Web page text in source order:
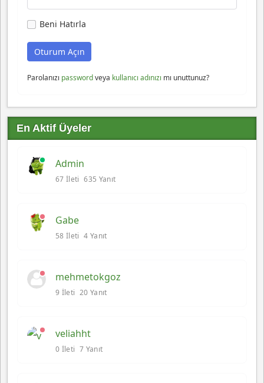
Beni Hatırla
Parolanızı passwordveya kullanıcı adınızı mı unuttunuz?
En Aktif Üyeler
Admin
67 İleti 635 Yanıt
Gabe
58 İleti 4 Yanıt
mehmetokgoz
9 İleti 20 Yanıt
veliahht
0 İleti 7 Yanıt